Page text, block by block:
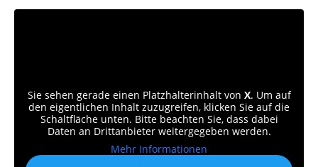
Sie sehen gerade einen Platzhalterinhalt von X. Um auf
den eigentlichen Inhalt zuzugreifen, klicken Sie auf die
Schaltfläche unten. Bitte beachten Sie, dass dabei
Daten an Drittanbieter weitergegeben werden.
Mehr Informationen